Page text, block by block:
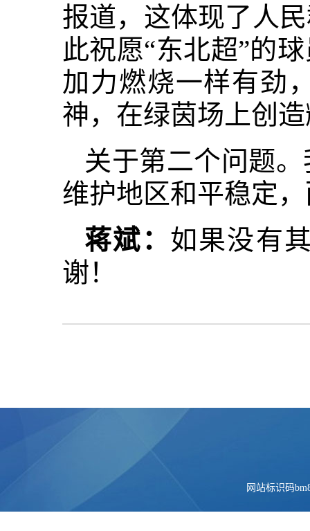
报道，这体现了人
此祝愿“东北超”的
加力燃烧一样有劲
神，在绿茵场上创
关于第二个问题
维护地区和平稳定
蒋斌： 如果没有
谢！
网站标识码